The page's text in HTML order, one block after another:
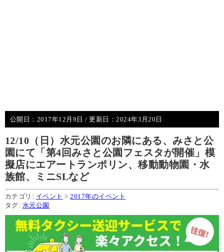
公開日： 2017年12月9日 / 更新日：2024年3月20日
12/10（日）水元公園のお隣にある、みさと公
園にて「第4回みさと公園フェスタが開催」模
擬店にエアートランポリン、移動動物園・水
族館、ミニSLなど
カテゴリ: イベント >2017年のイベント
タグ: 水元公園